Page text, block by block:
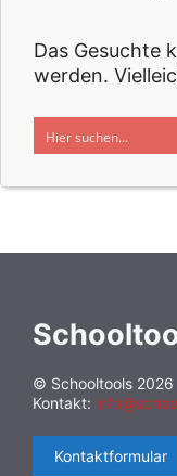
Das Gesuchte
werden.
© Schooltools 2026
Kontakt:
Kontaktformular